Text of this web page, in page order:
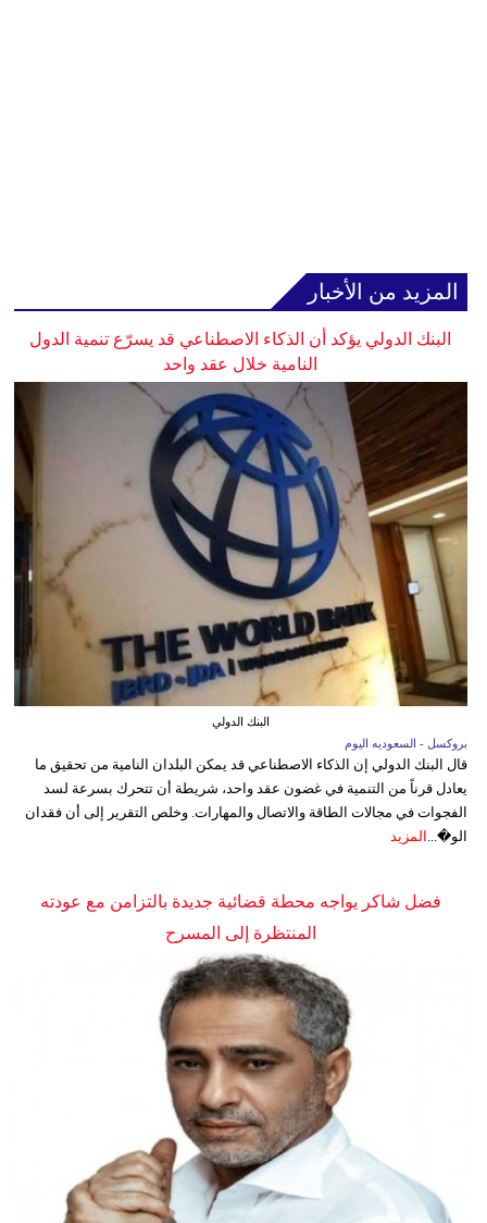
المزيد من الأخبار
البنك الدولي يؤكد أن الذكاء الاصطناعي قد يسرّع تنمية الدول
النامية خلال عقد واحد
البنك الدولي
بروكسل - السعوديه اليوم
قال البنك الدولي إن الذكاء الاصطناعي قد يمكن البلدان النامية من تحقيق ما
يعادل قرناً من التنمية في غضون عقد واحد، شريطة أن تتحرك بسرعة لسد
الفجوات في مجالات الطاقة والاتصال والمهارات. وخلص التقرير إلى أن فقدان
الو�...
المزيد
فضل شاكر يواجه محطة قضائية جديدة بالتزامن مع عودته
المنتظرة إلى المسرح